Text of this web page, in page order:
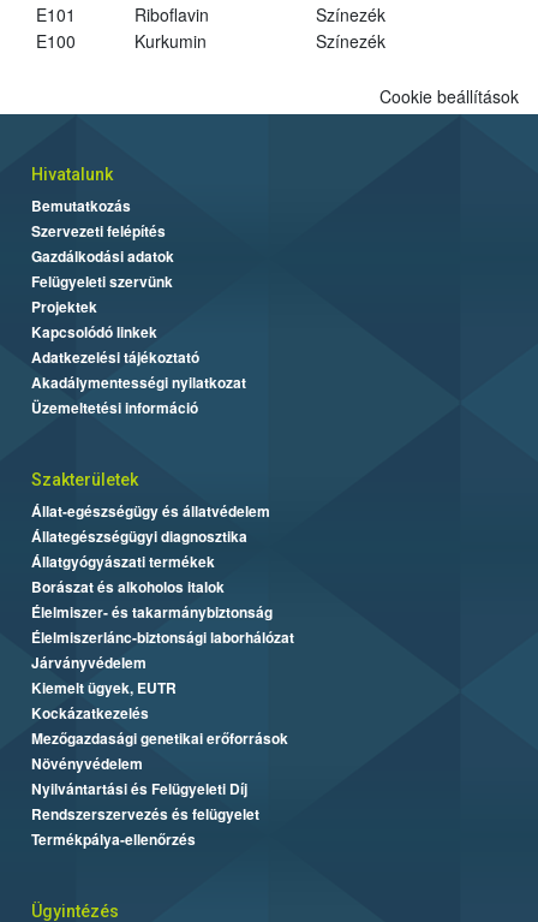
E101
Riboflavin
Színezék
E100
Kurkumin Színezék
Cookie beállítások
Hivatalunk
Bemutatkozás
Szervezeti felépítés
Gazdálkodási adatok
Felügyeleti szervünk
Projektek
Kapcsolódó linkek
Adatkezelési tájékoztató
Akadálymentességi nyilatkozat
Üzemeltetési információ
Szakterületek
Állat-egészségügy és állatvédelem
Állategészségügyi diagnosztika
Állatgyógyászati termékek
Borászat és alkoholos italok
Élelmiszer- és takarmánybiztonság
Élelmiszerlánc-biztonsági laborhálózat
Járványvédelem
Kiemelt ügyek, EUTR
Kockázatkezelés
Mezőgazdasági genetikai erőforrások
Növényvédelem
Nyilvántartási és Felügyeleti Díj
Rendszerszervezés és felügyelet
Termékpálya-ellenőrzés
Ügyintézés